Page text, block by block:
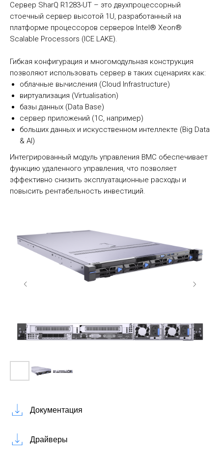
Сервер SharQ R1283-UT – это двухпроцессорный
стоечный сервер высотой 1U, разработанный на
платформе процессоров серверов Intel® Xeon®
Scalable Processors (ICE LAKE).
Гибкая конфигурация и многомодульная конструкция
позволяют использовать сервер в таких сценариях как:
облачные вычисления (Cloud Infrastructure)
виртуализация (Virtualisation)
базы данных (Data Base)
сервер приложений (1С, например)
больших данных и искусственном интеллекте (Big Data
& AI)
Интегрированный модуль управления BMC обеспечивает
функцию удаленного управления, что позволяет
эффективно снизить эксплуатационные расходы и
повысить рентабельность инвестиций.
Документация
Драйверы